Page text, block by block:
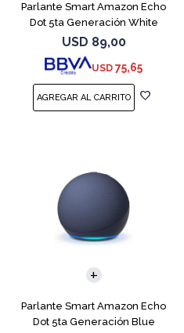
Parlante Smart Amazon Echo
Dot 5ta Generación White
USD 89,00
USD 75,65
Parlante Smart Amazon Echo
Dot 5ta Generación Blue